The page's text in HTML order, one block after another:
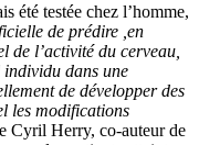
été testée chez l’homme,
de prédire ,en
de l’activité du cerveau,
individu dans une
de développer des
les modifications
Cyril Herry, co-auteur de